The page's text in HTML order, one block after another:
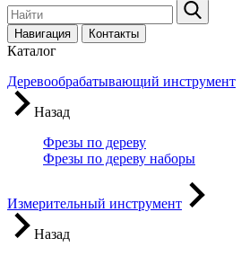
Навигация Контакты
Каталог
Деревообрабатывающий инструмент
Назад
Фрезы по дереву
Фрезы по дереву наборы
Измерительный инструмент
Назад